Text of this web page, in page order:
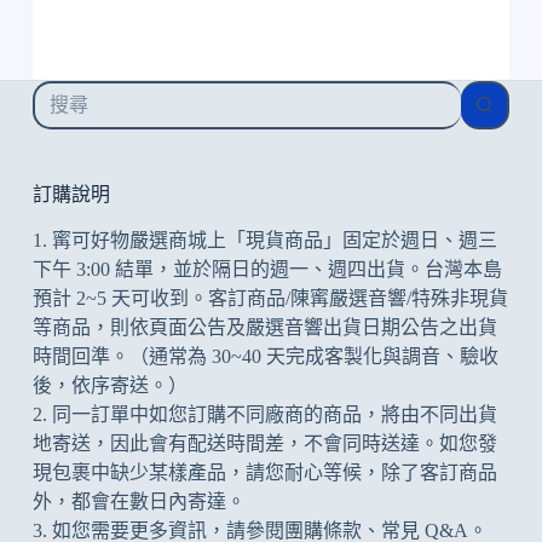
找
不
符
的
訂購說明
1. 寗可好物嚴選商城上「現貨商品」固定於週日、週三
下午 3:00 結單，並於隔日的週一、週四出貨。台灣本島
預計 2~5 天可收到。客訂商品/陳寗嚴選音響/特殊非現貨
等商品，則依頁面公告及嚴選音響出貨日期公告之出貨
時間回準。（通常為 30~40 天完成客製化與調音、驗收
後，依序寄送。）
2. 同一訂單中如您訂購不同廠商的商品，將由不同出貨
地寄送，因此會有配送時間差，不會同時送達。如您發
現包裹中缺少某樣產品，請您耐心等候，除了客訂商品
外，都會在數日內寄達。
3. 如您需要更多資訊，請參閱 團購條款 、 常見 Q&A。